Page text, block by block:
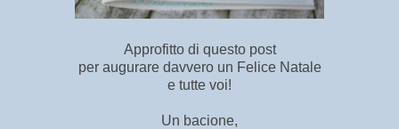
Approfitto di questo post
per augurare davvero un Felice Natale
e tutte voi!
Un bacione,